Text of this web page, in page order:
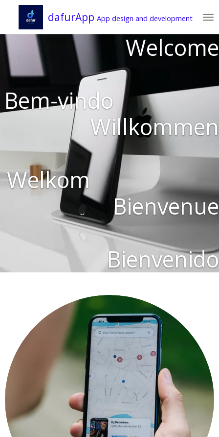
Hauptinhalt
springen
dafurApp App design and development
Welcome
Bem-vindo
Willkommen
Welkom
Bienvenue
Bienvenido